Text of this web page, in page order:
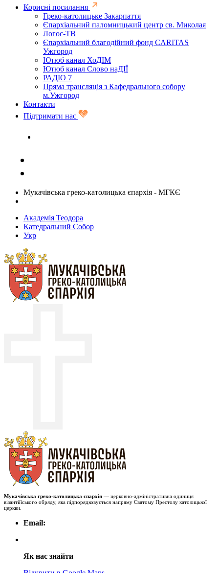
Корисні посилання
Греко-католицьке Закарпаття
Єпархіальний паломницький центр св. Миколая
Логос-ТВ
Єпархіальний благодійний фонд CARITAS
Ужгород
Ютюб канал ХоДІМ
Ютюб канал Слово наДІЇ
РАДІО 7
Пряма трансляція з Кафедрального собору
м.Ужгород
Контакти
Підтримати нас
Мукачівська греко-католицька єпархія - МГКЄ
Академія Теодора
Катедральний Собор
Укр
Мукачівська греко-католицька єпархія — церковно-адміністративна одиниця
візантійського обряду, яка підпорядковується напряму Святому Престолу католицької
церкви.
Email:
Як нас знайти